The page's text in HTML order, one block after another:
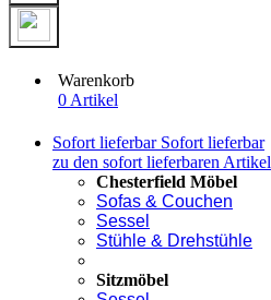
Warenkorb
0 Artikel
Sofort lieferbar Sofort lieferbar
zu den sofort lieferbaren Artikel
Chesterfield Möbel
Sofas & Couchen
Sessel
Stühle & Drehstühle
Sitzmöbel